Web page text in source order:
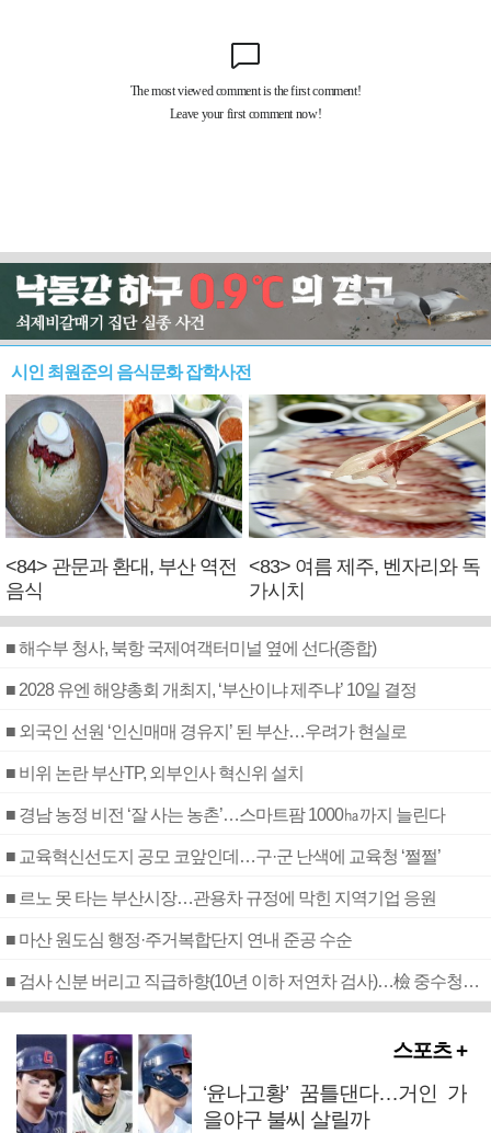
시인 최원준의 음식문화 잡학사전
<84> 관문과 환대, 부산 역전
음식
<83> 여름 제주, 벤자리와 독
가시치
■ 해수부 청사, 북항 국제여객터미널 옆에 선다(종합)
■ 2028 유엔 해양총회 개최지, ‘부산이냐 제주냐’ 10일 결정
■ 외국인 선원 ‘인신매매 경유지’ 된 부산…우려가 현실로
■ 비위 논란 부산TP, 외부인사 혁신위 설치
■ 경남 농정 비전 ‘잘 사는 농촌’…스마트팜 1000㏊까지 늘린다
■ 교육혁신선도지 공모 코앞인데…구·군 난색에 교육청 ‘쩔쩔’
■ 르노 못 타는 부산시장…관용차 규정에 막힌 지역기업 응원
■ 마산 원도심 행정·주거복합단지 연내 준공 수순
■ 검사 신분 버리고 직급하향(10년 이하 저연차 검사)…檢 중수청행 기피
스포츠 +
‘윤나고황’ 꿈틀댄다…거인 가
을야구 불씨 살릴까